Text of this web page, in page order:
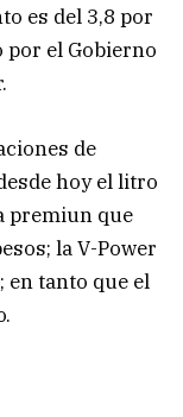
es del 3,8 por
por el Gobierno
de
hoy el litro
premiun que
la V-Power
en tanto que el